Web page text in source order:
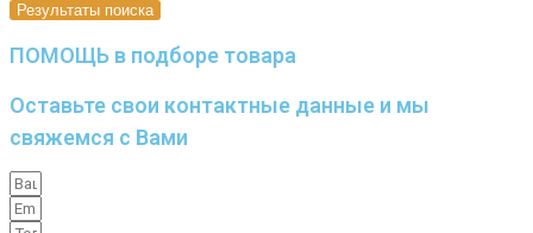
Результаты поиска
ПОМОЩЬ в подборе товара
Оставьте свои контактные данные и мы
свяжемся с Вами